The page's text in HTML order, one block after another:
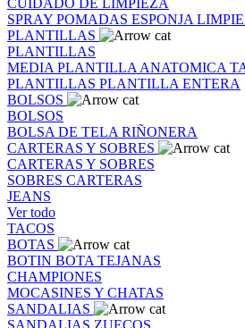
CUIDADO DE LIMPIEZA
SPRAY POMADAS ESPONJA
PLANTILLAS
PLANTILLAS
MEDIA PLANTILLA ANATOMICA
PLANTILLAS PLANTILLA ENTERA
BOLSOS
BOLSOS
BOLSA DE TELA RIÑONERA
CARTERAS Y SOBRES
CARTERAS Y SOBRES
SOBRES CARTERAS
JEANS
Ver todo
TACOS
BOTAS
BOTIN BOTA TEJANAS
CHAMPIONES
MOCASINES Y CHATAS
SANDALIAS
SANDALIAS ZUECOS